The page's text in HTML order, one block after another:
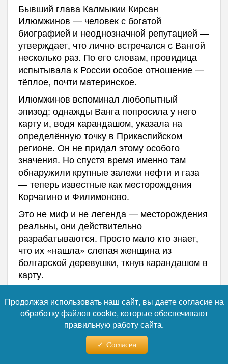
Бывший глава Калмыкии Кирсан
Илюмжинов — человек с богатой
биографией и неоднозначной репутацией —
утверждает, что лично встречался с Вангой
несколько раз. По его словам, провидица
испытывала к России особое отношение —
тёплое, почти материнское.
Илюмжинов вспоминал любопытный
эпизод: однажды Ванга попросила у него
карту и, водя карандашом, указала на
определённую точку в Прикаспийском
регионе. Он не придал этому особого
значения. Но спустя время именно там
обнаружили крупные залежи нефти и газа
— теперь известные как месторождения
Корчагино и Филимоново.
Это не миф и не легенда — месторождения
реальны, они действительно
разрабатываются. Просто мало кто знает,
что их «нашла» слепая женщина из
болгарской деревушки, ткнув карандашом в
карту.
Илюмжинова, была убеждена: у России —
особая роль в мировой истории.
«Никто не сможет остановить
Продолжая использовать наш сайт, вы даете согласие на
обработку файлов cookie, которые обеспечивают
правильную работу сайта.
Согласен